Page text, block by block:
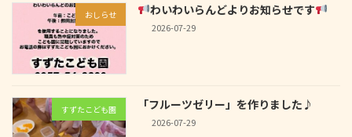
おしらせ わいわいらんどよりお知らせです
2026-07-29
すずたこども園 「フルーツゼリー」を作りました♪
2026-07-29